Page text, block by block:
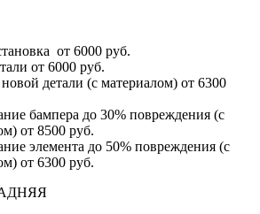
от 6000 руб.
от 6000 руб.
детали (с материалом) от 6300
бампера до 30% повреждения (с
от 8500 руб.
элемента до 50% повреждения (с
от 6300 руб.